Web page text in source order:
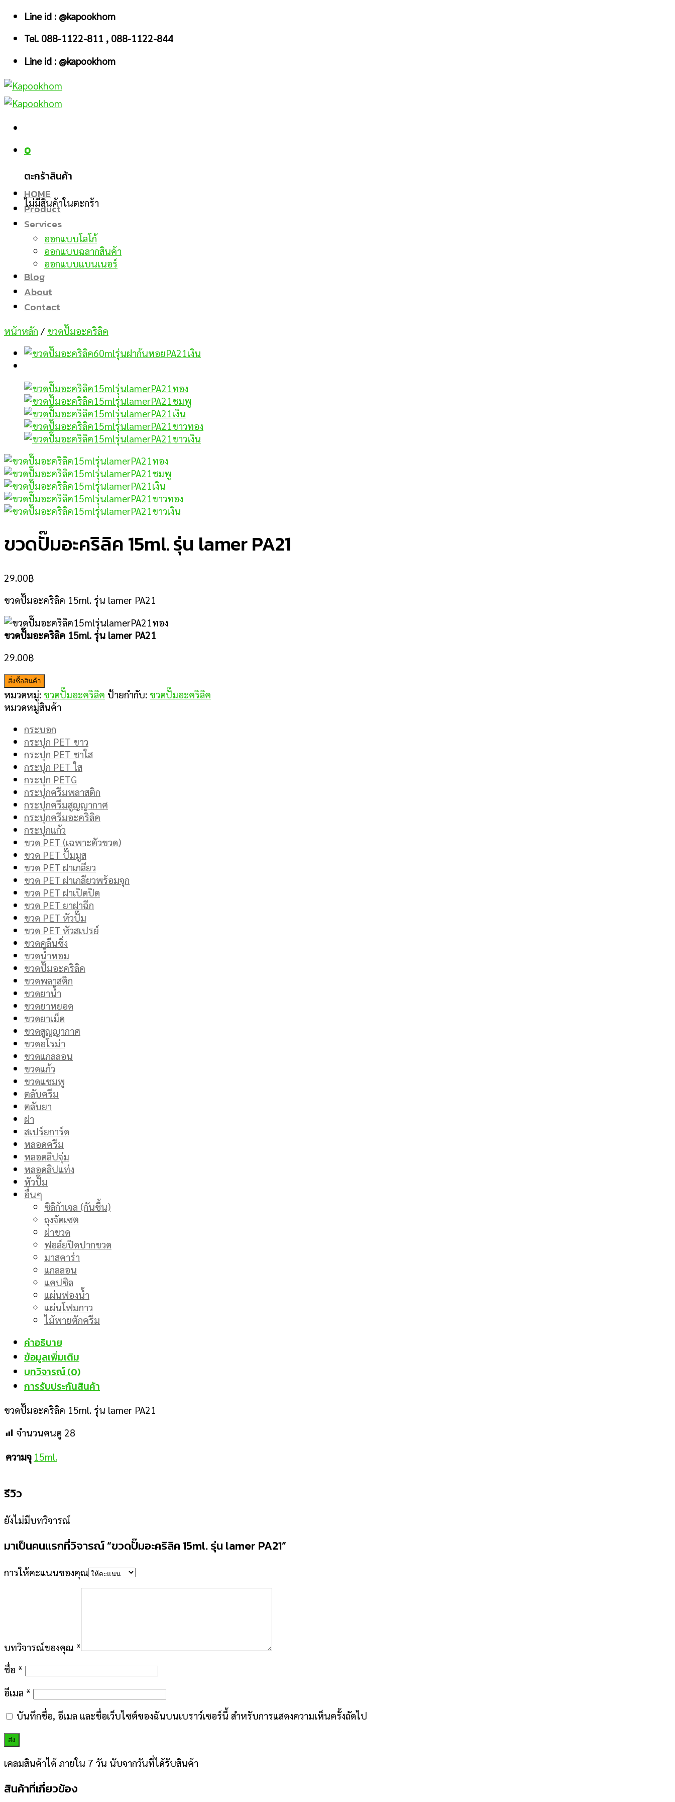
Skip
content
Line id : @kapookhom
Tel. 088-1122-811 , 088-1122-844
Line id : @kapookhom
0
ตะกร้าสินค้า
ไม่มีสินค้าในตะกร้า
HOME
Product
Services
ออกแบบโลโก้
ออกแบบฉลากสินค้า
ออกแบบแบนเนอร์
Blog
About
Contact
หน้าหลัก / ขวดปั๊มอะคริลิค
ขวดปั๊มอะคริลิค 15ml. รุ่น lamer PA21
29.00฿
ขวดปั๊มอะคริลิค 15ml. รุ่น lamer PA21
ขวดปั๊มอะคริลิค 15ml. รุ่น lamer PA21
29.00฿
สั่งซื้อสินค้า
หมวดหมู่: ขวดปั๊มอะคริลิค ป้ายกำกับ: ขวดปั๊มอะคริลิค
หมวดหมู่สินค้า
กระบอก
กระปุก PET ขาว
กระปุก PET ชาใส
กระปุก PET ใส
กระปุก PETG
กระปุกครีมพลาสติก
กระปุกครีมสูญญากาศ
กระปุกครีมอะคริลิค
กระปุกแก้ว
ขวด PET (เฉพาะตัวขวด)
ขวด PET ปั๊มมูส
ขวด PET ฝาเกลียว
ขวด PET ฝาเกลียวพร้อมจุก
ขวด PET ฝาเปิดปิด
ขวด PET ยาฝาฉีก
ขวด PET หัวปั๊ม
ขวด PET หัวสเปรย์
ขวดคลีนซิ่ง
ขวดน้ำหอม
ขวดปั๊มอะคริลิค
ขวดพลาสติก
ขวดยาน้ำ
ขวดยาหยอด
ขวดยาเม็ด
ขวดสูญญากาศ
ขวดอโรม่า
ขวดแกลลอน
ขวดแก้ว
ขวดแชมพู
ตลับครีม
ตลับยา
ฝา
สเปร์ยการ์ด
หลอดครีม
หลอดลิปจุ่ม
หลอดลิปแท่ง
หัวปั๊ม
อื่นๆ
ซิลิก้าเจล (กันชื้น)
ถุงจัดเซต
ฝาขวด
ฟอล์ยปิดปากขวด
มาสคาร่า
แกลลอน
แคปซิล
แผ่นฟองน้ำ
แผ่นโฟมกาว
ไม้พายตักครีม
คำอธิบาย
ข้อมูลเพิ่มเติม
บทวิจารณ์ (0)
การรับประกันสินค้า
ขวดปั๊มอะคริลิค 15ml. รุ่น lamer PA21
จำนวนคนดู 28
ความจุ 15ml.
รีวิว
ยังไม่มีบทวิจารณ์
มาเป็นคนแรกที่วิจารณ์ “ขวดปั๊มอะคริลิค 15ml. รุ่น lamer PA21”
การให้คะแนนของคุณ
บทวิจารณ์ของคุณ *
ชื่อ *
อีเมล *
บันทึกชื่อ, อีเมล และชื่อเว็บไซต์ของฉันบนเบราว์เซอร์นี้ สำหรับการแสดงความเห็นครั้งถัดไป
เคลมสินค้าได้ ภายใน 7 วัน นับจากวันที่ได้รับสินค้า
สินค้าที่เกี่ยวข้อง